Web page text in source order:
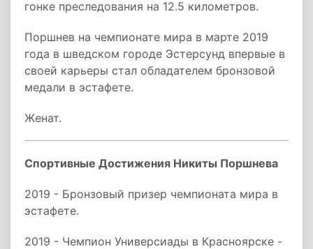
гонке преследования на 12.5 километров.
Поршнев на чемпионате мира в марте 2019
года в шведском городе Эстерсунд впервые в
своей карьеры стал обладателем бронзовой
медали в эстафете.
Женат.
Спортивные Достижения Никиты Поршнева
2019 - Бронзовый призер чемпионата мира в
эстафете.
2019 - Чемпион Универсиады в Красноярске -